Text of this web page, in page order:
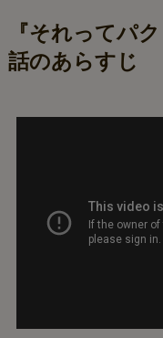
『それってパ
話のあらすじ